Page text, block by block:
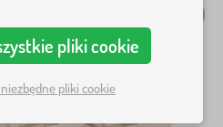
pliki cookie
pliki cookie